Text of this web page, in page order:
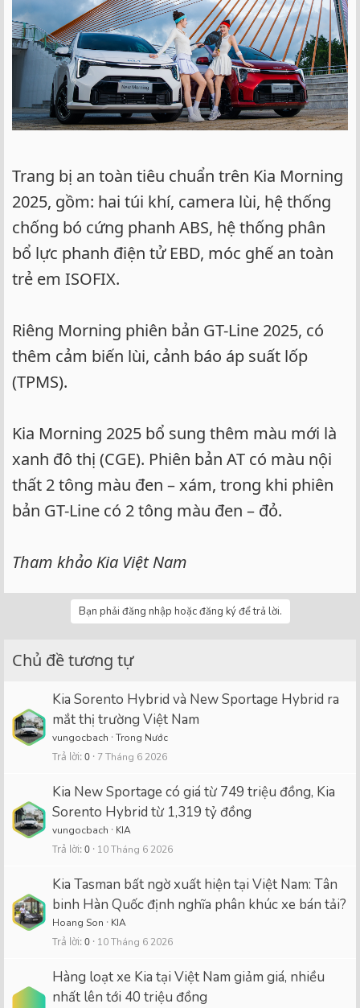
Trang bị an toàn tiêu chuẩn trên Kia Morning
2025, gồm: hai túi khí, camera lùi, hệ thống
chống bó cứng phanh ABS, hệ thống phân
bổ lực phanh điện tử EBD, móc ghế an toàn
trẻ em ISOFIX.
Riêng Morning phiên bản GT-Line 2025, có
thêm cảm biến lùi, cảnh báo áp suất lốp
(TPMS).
Kia Morning 2025 bổ sung thêm màu mới là
xanh đô thị (CGE). Phiên bản AT có màu nội
thất 2 tông màu đen – xám, trong khi phiên
bản GT-Line có 2 tông màu đen – đỏ.
Tham khảo Kia Việt Nam
Bạn phải đăng nhập hoặc đăng ký để trả lời.
Chủ đề tương tự
Kia Sorento Hybrid và New Sportage Hybrid ra
mắt thị trường Việt Nam
vungocbach Trong Nước
Trả lời 0 7 Tháng 6 2026
Kia New Sportage có giá từ 749 triệu đồng, Kia
Sorento Hybrid từ 1,319 tỷ đồng
vungocbach KIA
Trả lời 0 10 Tháng 6 2026
Kia Tasman bất ngờ xuất hiện tại Việt Nam: Tân
binh Hàn Quốc định nghĩa phân khúc xe bán tải?
Hoang Son KIA
Trả lời 0 10 Tháng 6 2026
Hàng loạt xe Kia tại Việt Nam giảm giá, nhiều
nhất lên tới 40 triệu đồng